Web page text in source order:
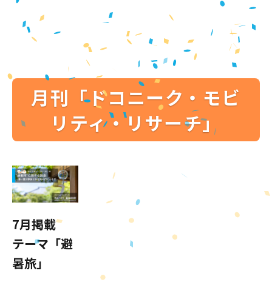
月刊「ドコニーク・モビ
リティ・リサーチ」
7月掲載
テーマ「避
暑旅」